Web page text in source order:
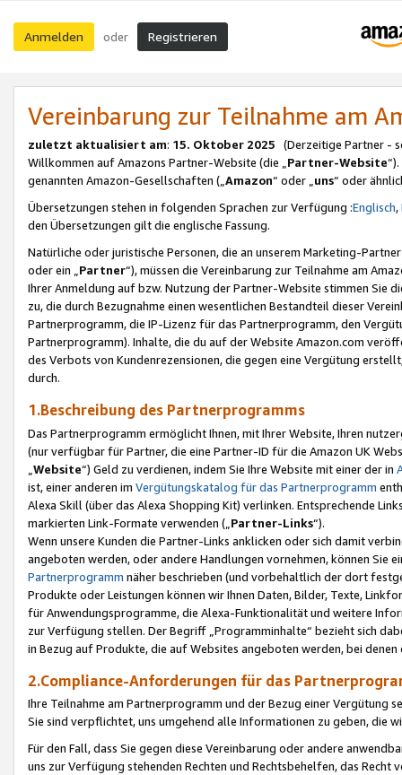
Anmelden oder Registrieren
Vereinbarung zur Teilnahme am
zuletzt aktualisiert am: 15. Oktober 2025 (Derzeitige Partner -
Willkommen auf Amazons Partner-Website (die „Partner-Website
genannten Amazon-Gesellschaften („Amazon“ oder „uns“ oder
Übersetzungen stehen in folgenden Sprachen zur Verfügung :Englisch,
den Übersetzungen gilt die englische Fassung.
Natürliche oder juristische Personen, die an unserem Marketing-
oder ein „Partner“), müssen die Vereinbarung zur Teilnahme am
Ihrer Anmeldung auf bzw. Nutzung der Partner-Website stimmen Sie
zu, die durch Bezugnahme einen wesentlichen Bestandteil dieser
Partnerprogramm, die IP-Lizenz für das Partnerprogramm, den
Partnerprogramm). Inhalte, die du auf der Website Amazon.com
des Verbots von Kundenrezensionen, die gegen eine Vergütung
durch.
1.Beschreibung des Partnerprogramms
Das Partnerprogramm ermöglicht Ihnen, mit Ihrer Website, Ihren
(nur verfügbar für Partner, die eine Partner-ID für die Amazon UK
Website“) Geld zu verdienen, indem Sie Ihre Website mit einer der in
ist, einer anderen im Vergütungskatalog für das Partnerprogramm
Alexa Skill (über das Alexa Shopping Kit) verlinken. Entsprechende
markierten Link-Formate verwenden („ Partner-Links“).
Wenn unsere Kunden die Partner-Links anklicken oder sich damit
angeboten werden, oder andere Handlungen vornehmen, können Sie
Partnerprogramm näher beschrieben (und vorbehaltlich der dort
Produkte oder Leistungen können wir Ihnen Daten, Bilder, Texte,
für Anwendungsprogramme, die Alexa-Funktionalität und weitere
zur Verfügung stellen. Der Begriff „Programminhalte“ bezieht sich
in Bezug auf Produkte, die auf Websites angeboten werden, bei
2.Compliance-Anforderungen für das
Ihre Teilnahme am Partnerprogramm und der Bezug einer Vergütung
Sie sind verpflichtet, uns umgehend alle Informationen zu geben, die
Für den Fall, dass Sie gegen diese Vereinbarung oder andere
uns zur Verfügung stehenden Rechten und Rechtsbehelfen, das